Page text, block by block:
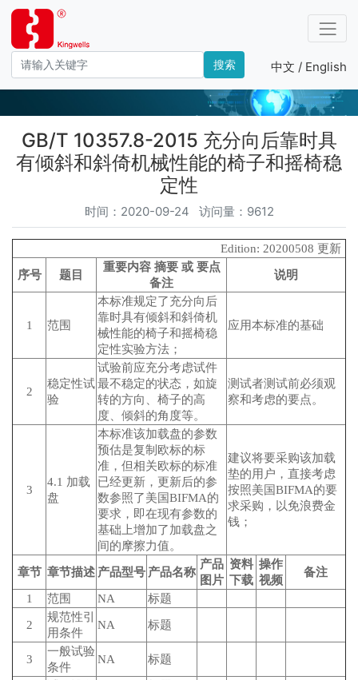
搜索 中文 / English
产品－标准编号
GB/T 10357.8-2015 充分向后靠时具
有倾斜和斜倚机械性能的椅子和摇椅稳
定性
时间：2020-09-24 访问量：9612
Edition: 20200508 更新
序号 题目
重要内容 摘要 或 要点
备注
说明
1 范围
本标准规定了充分向后
靠时具有倾斜和斜倚机
械性能的椅子和摇椅稳
定性实验方法；
应用本标准的基础
2
稳定性试
验
试验前应充分考虑试件
最不稳定的状态，如旋
转的方向、椅子的高
度、倾斜的角度等。
测试者测试前必须观
察和考虑的要点。
3
4.1 加载
盘
本标准该加载盘的参数
预估是复制欧标的标
准，但相关欧标的标准
已经更新，更新后的参
数参照了美国BIFMA的
要求，即在现有参数的
基础上增加了加载盘之
间的摩擦力值。
建议将要采购该加载
垫的用户，直接考虑
按照美国BIFMA的要
求采购，以免浪费金
钱；
章节 章节描述 产品型号 产品名称
产品
图片
资料
下载
操作
视频
备注
1 范围 NA 标题
2
规范性引
用条件
NA 标题
3
一般试验
条件
NA 标题